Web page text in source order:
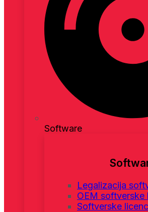
Software
Legalizacija
OEM softverske
Softverske